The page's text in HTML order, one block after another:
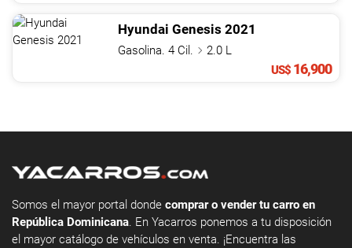
Hyundai Genesis 2021
Gasolina. 4 Cil.
2.0 L
US$ 16,900
Somos el mayor portal donde comprar o vender tu carro en
República Dominicana. En Yacarros ponemos a tu disposición
el mayor catálogo de vehículos en venta. ¡Encuentra las